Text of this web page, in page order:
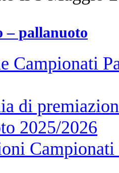
– pallanuoto
Campionati
di
2025/2026